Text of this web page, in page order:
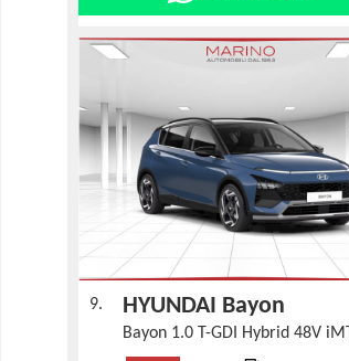
9. HYUNDAI Bayon